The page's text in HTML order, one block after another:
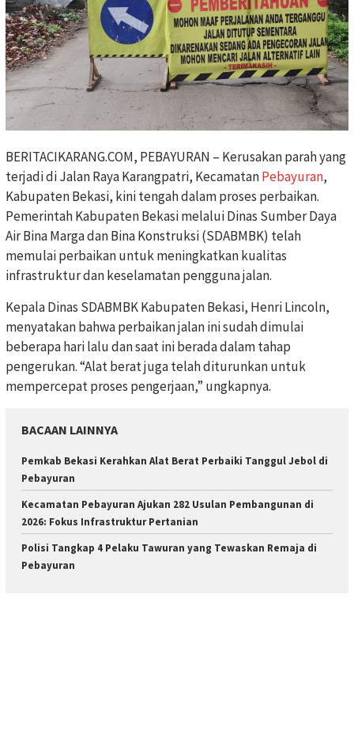
BERITACIKARANG.COM, PEBAYURAN – Kerusakan parah yang
terjadi di Jalan Raya Karangpatri, KecamatanPebayuran,
Kabupaten Bekasi, kini tengah dalam proses perbaikan.
Pemerintah Kabupaten Bekasi melalui Dinas Sumber Daya
Air Bina Marga dan Bina Konstruksi (SDABMBK) telah
memulai perbaikan untuk meningkatkan kualitas
infrastruktur dan keselamatan pengguna jalan.
Kepala Dinas SDABMBK Kabupaten Bekasi, Henri Lincoln,
menyatakan bahwa perbaikan jalan ini sudah dimulai
beberapa hari lalu dan saat ini berada dalam tahap
pengerukan. “Alat berat juga telah diturunkan untuk
mempercepat proses pengerjaan,” ungkapnya.
BACAAN LAINNYA
Pemkab Bekasi Kerahkan Alat Berat Perbaiki Tanggul Jebol di
Pebayuran
Kecamatan Pebayuran Ajukan 282 Usulan Pembangunan di
2026: Fokus Infrastruktur Pertanian
Polisi Tangkap 4 Pelaku Tawuran yang Tewaskan Remaja di
Pebayuran